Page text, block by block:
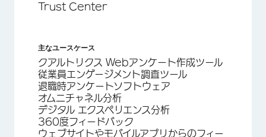
Trust Center
主なユースケース
クアルトリクス Webアンケート作成ツール
従業員エンゲージメント調査ツール
退職時アンケートソフトウェア
オムニチャネル分析
デジタル エクスペリエンス分析
360度フィードバック
ウェブサイトやモバイルアプリからのフィー